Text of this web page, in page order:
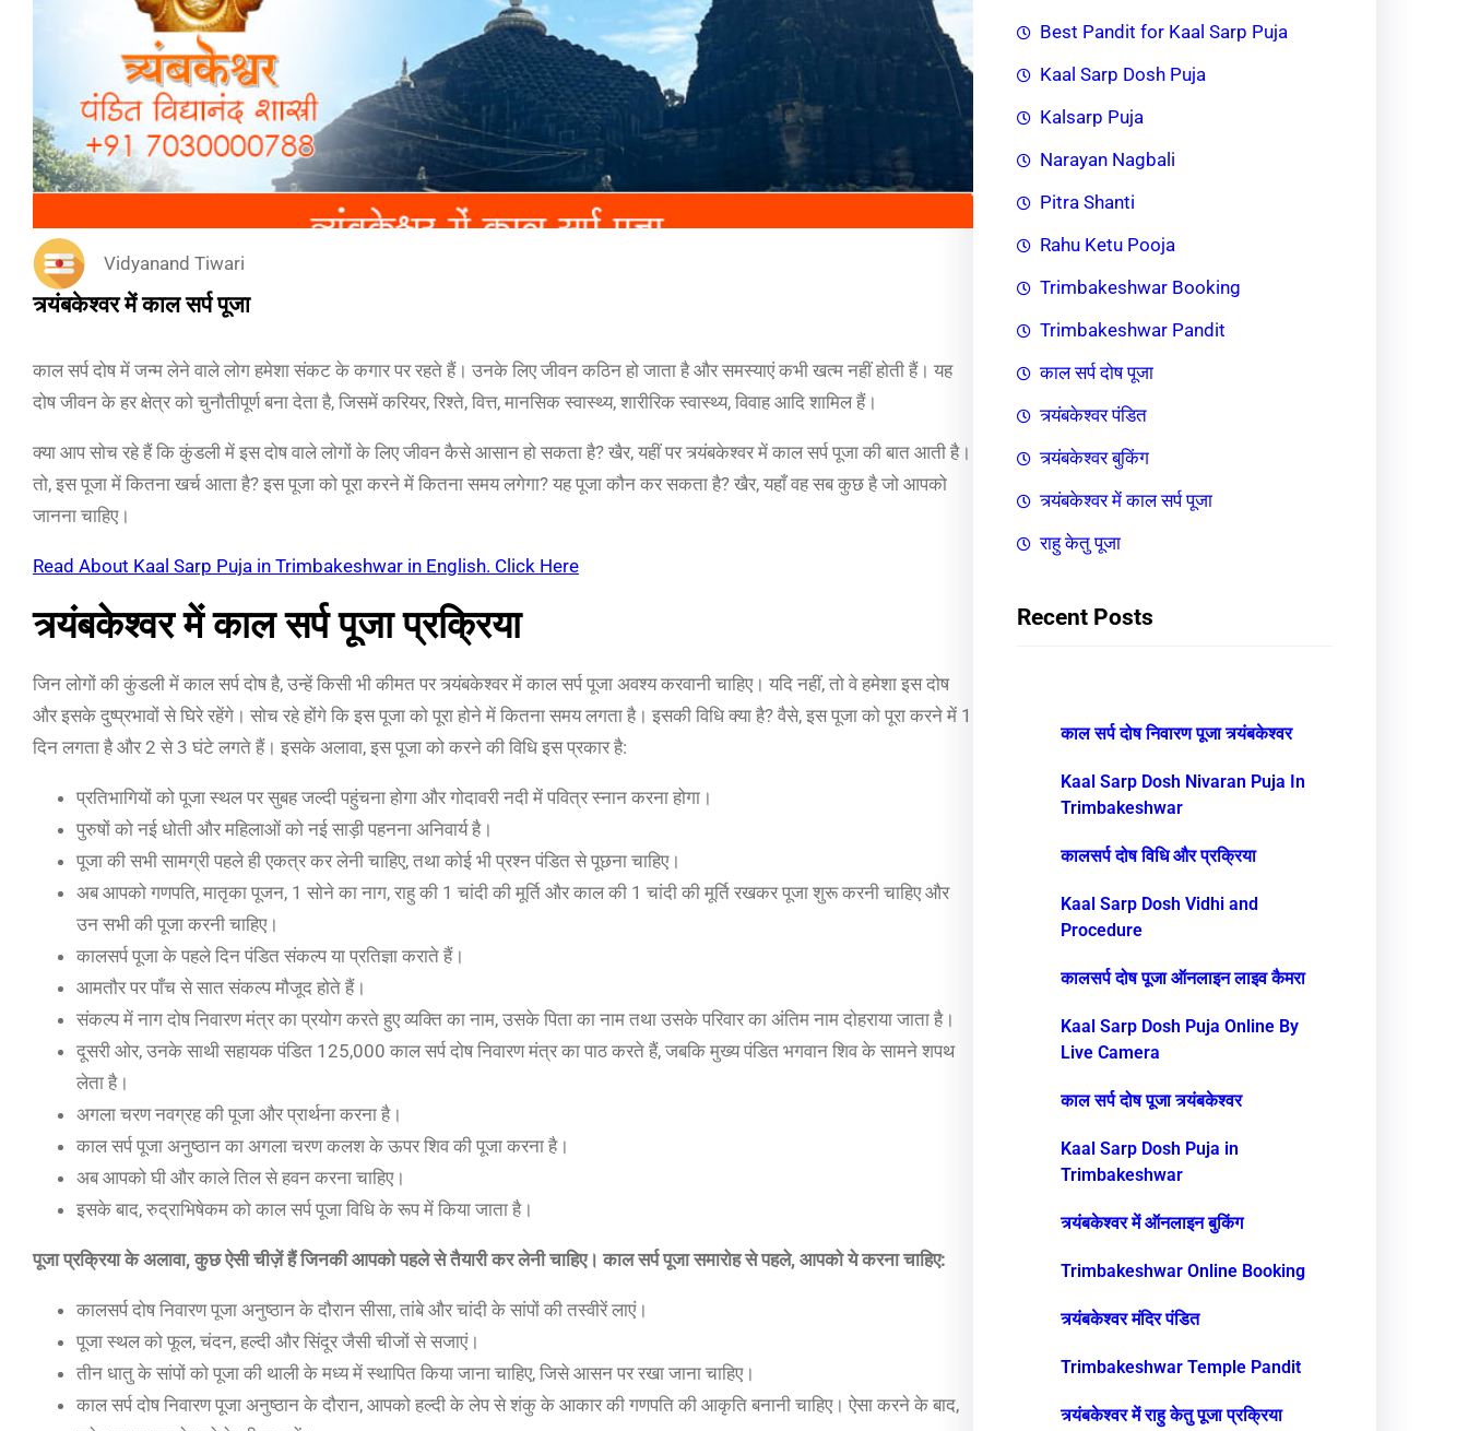
Vidyanand Tiwari
त्र्यंबकेश्वर में काल सर्प पूजा
काल सर्प दोष में जन्म लेने वाले लोग हमेशा संकट के कगार पर रहते हैं। उनके लिए जीवन कठिन हो जाता है और समस्याएं कभी खत्म नहीं होती हैं। यह
दोष जीवन के हर क्षेत्र को चुनौतीपूर्ण बना देता है, जिसमें करियर, रिश्ते, वित्त, मानसिक स्वास्थ्य, शारीरिक स्वास्थ्य, विवाह आदि शामिल हैं।
क्या आप सोच रहे हैं कि कुंडली में इस दोष वाले लोगों के लिए जीवन कैसे आसान हो सकता है? खैर, यहीं पर त्र्यंबकेश्वर में काल सर्प पूजा की बात आती है।
तो, इस पूजा में कितना खर्च आता है? इस पूजा को पूरा करने में कितना समय लगेगा? यह पूजा कौन कर सकता है? खैर, यहाँ वह सब कुछ है जो आपको
जानना चाहिए।
Read About Kaal Sarp Puja in Trimbakeshwar in English. Click Here
त्र्यंबकेश्वर में काल सर्प पूजा प्रक्रिया
जिन लोगों की कुंडली में काल सर्प दोष है, उन्हें किसी भी कीमत पर त्र्यंबकेश्वर में काल सर्प पूजा अवश्य करवानी चाहिए। यदि नहीं, तो वे हमेशा इस दोष
और इसके दुष्प्रभावों से घिरे रहेंगे। सोच रहे होंगे कि इस पूजा को पूरा होने में कितना समय लगता है। इसकी विधि क्या है? वैसे, इस पूजा को पूरा करने में 1
दिन लगता है और 2 से 3 घंटे लगते हैं। इसके अलावा, इस पूजा को करने की विधि इस प्रकार है:
प्रतिभागियों को पूजा स्थल पर सुबह जल्दी पहुंचना होगा और गोदावरी नदी में पवित्र स्नान करना होगा।
पुरुषों को नई धोती और महिलाओं को नई साड़ी पहनना अनिवार्य है।
पूजा की सभी सामग्री पहले ही एकत्र कर लेनी चाहिए, तथा कोई भी प्रश्न पंडित से पूछना चाहिए।
अब आपको गणपति, मातृका पूजन, 1 सोने का नाग, राहु की 1 चांदी की मूर्ति और काल की 1 चांदी की मूर्ति रखकर पूजा शुरू करनी चाहिए और
उन सभी की पूजा करनी चाहिए।
कालसर्प पूजा के पहले दिन पंडित संकल्प या प्रतिज्ञा कराते हैं।
आमतौर पर पाँच से सात संकल्प मौजूद होते हैं।
संकल्प में नाग दोष निवारण मंत्र का प्रयोग करते हुए व्यक्ति का नाम, उसके पिता का नाम तथा उसके परिवार का अंतिम नाम दोहराया जाता है।
दूसरी ओर, उनके साथी सहायक पंडित 125,000 काल सर्प दोष निवारण मंत्र का पाठ करते हैं, जबकि मुख्य पंडित भगवान शिव के सामने शपथ
लेता है।
अगला चरण नवग्रह की पूजा और प्रार्थना करना है।
काल सर्प पूजा अनुष्ठान का अगला चरण कलश के ऊपर शिव की पूजा करना है।
अब आपको घी और काले तिल से हवन करना चाहिए।
इसके बाद, रुद्राभिषेकम को काल सर्प पूजा विधि के रूप में किया जाता है।
पूजा प्रक्रिया के अलावा, कुछ ऐसी चीज़ें हैं जिनकी आपको पहले से तैयारी कर लेनी चाहिए। काल सर्प पूजा समारोह से पहले, आपको ये करना चाहिए:
कालसर्प दोष निवारण पूजा अनुष्ठान के दौरान सीसा, तांबे और चांदी के सांपों की तस्वीरें लाएं।
पूजा स्थल को फूल, चंदन, हल्दी और सिंदूर जैसी चीजों से सजाएं।
तीन धातु के सांपों को पूजा की थाली के मध्य में स्थापित किया जाना चाहिए, जिसे आसन पर रखा जाना चाहिए।
काल सर्प दोष निवारण पूजा अनुष्ठान के दौरान, आपको हल्दी के लेप से शंकु के आकार की गणपति की आकृति बनानी चाहिए। ऐसा करने के बाद,
Best Pandit for Kaal Sarp Puja
Kaal Sarp Dosh Puja
Kalsarp Puja
Narayan Nagbali
Pitra Shanti
Rahu Ketu Pooja
Trimbakeshwar Booking
Trimbakeshwar Pandit
काल सर्प दोष पूजा
त्र्यंबकेश्वर पंडित
त्र्यंबकेश्वर बुकिंग
त्र्यंबकेश्वर में काल सर्प पूजा
राहु केतु पूजा
Recent Posts
काल सर्प दोष निवारण पूजा त्र्यंबकेश्वर
Kaal Sarp Dosh Nivaran Puja In
Trimbakeshwar
कालसर्प दोष विधि और प्रक्रिया
Kaal Sarp Dosh Vidhi and
Procedure
कालसर्प दोष पूजा ऑनलाइन लाइव कैमरा
Kaal Sarp Dosh Puja Online By
Live Camera
काल सर्प दोष पूजा त्र्यंबकेश्वर
Kaal Sarp Dosh Puja in
Trimbakeshwar
त्र्यंबकेश्वर में ऑनलाइन बुकिंग
Trimbakeshwar Online Booking
त्र्यंबकेश्वर मंदिर पंडित
Trimbakeshwar Temple Pandit
त्र्यंबकेश्वर में राहु केतु पूजा प्रक्रिया